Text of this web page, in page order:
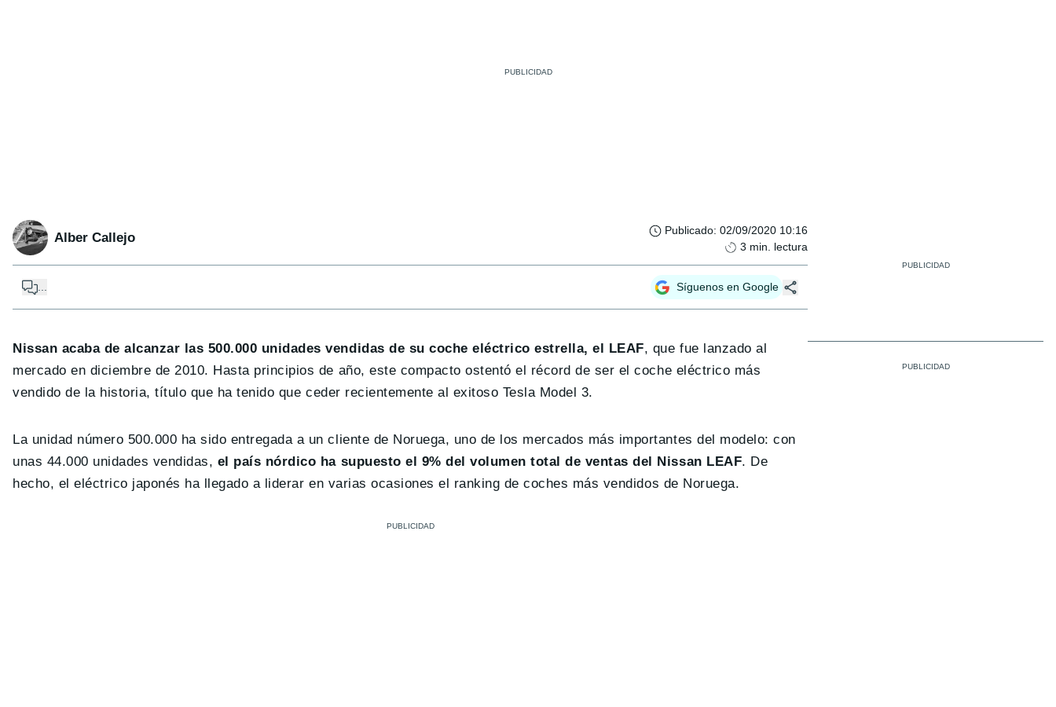
Alber Callejo Publicado: 02/09/2020 10:16
3 min. lectura
Síguenos en Google
Nissan acaba de alcanzar las 500.000 unidades vendidas de su coche eléctrico estrella, el LEAF, que fue lanzado al
mercado en diciembre de 2010. Hasta principios de año, este compacto ostentó el récord de ser el coche eléctrico más
vendido de la historia, título que ha tenido que ceder recientemente al exitoso Tesla Model 3.
La unidad número 500.000 ha sido entregada a un cliente de Noruega, uno de los mercados más importantes del modelo: con
unas 44.000 unidades vendidas, el país nórdico ha supuesto el 9% del volumen total de ventas del Nissan LEAF. De
hecho, el eléctrico japonés ha llegado a liderar en varias ocasiones el ranking de coches más vendidos de Noruega.